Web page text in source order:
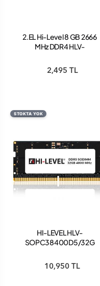
2.EL Hi-Level 8 GB 2666
MHz DDR4 HLV-
(Kutusuz)
2,495 TL
STOKTA YOK
HI-LEVEL HLV-
SOPC38400D5/32G
DDR5 DİZÜSTÜ BİLGİSAYAR
BELLEK
10,950 TL